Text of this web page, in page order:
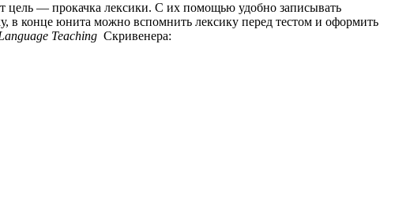
цель — прокачка лексики. С их помощью удобно записывать
в конце юнита можно вспомнить лексику перед тестом и оформить
Teaching Скривенера: